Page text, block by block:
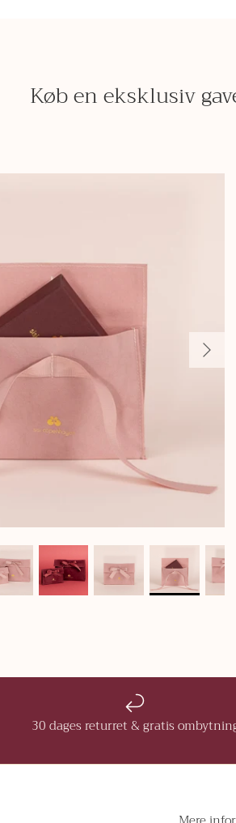
Køb en eksklusiv
30 dages returret & gratis